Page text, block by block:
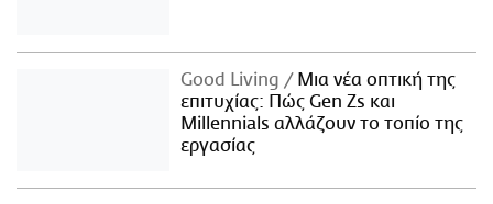
Good Living
Μια νέα οπτική της
επιτυχίας: Πώς Gen Zs και
Millennials αλλάζουν το τοπίο της
εργασίας